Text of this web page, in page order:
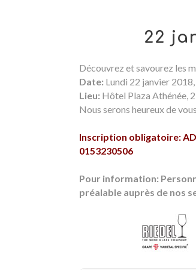
22
Découvrez et savourez les
Date: Lundi 22 janvier
Lieu: Hôtel Plaza Athénée,
Nous serons heureux de
Inscription obligatoire:
0153230506
Pour information:
préalable auprès de nos